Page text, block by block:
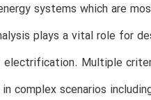
systems which are
plays a vital role for
Multiple
complex scenarios